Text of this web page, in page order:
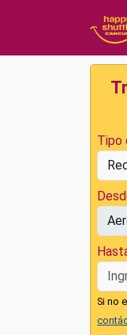
Tipo
Si no